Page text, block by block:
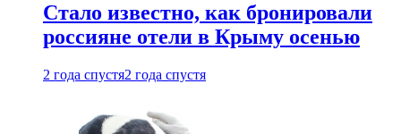
Стало известно, как бронировали
россияне отели в Крыму осенью
2 года спустя2 года спустя